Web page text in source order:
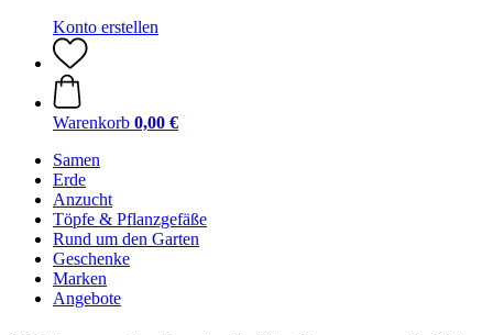
Konto erstellen
Warenkorb 0,00 €
Samen
Erde
Anzucht
Töpfe & Pflanzgefäße
Rund um den Garten
Geschenke
Marken
Angebote